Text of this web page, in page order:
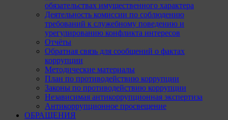
обязательствах имущественного характера
Деятельность комиссии по соблюдению
требований к служебному поведению и
урегулированию конфликта интересов
Отчёты
Обратная связь для сообщений о фактах
коррупции
Методические материалы
План по противодействию коррупции
Законы по противодействию коррупции
Независимая антикоррупционная экспертиза
Антикоррупционное просвещение
ОБРАЩЕНИЯ